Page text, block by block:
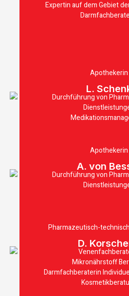
Expertin auf dem Gebiet
Apothekerin
L.
Durchführung von
Apothekerin
A. von
Durchführung von
Pharmazeutisch-
D.
Mikronährstoff
Darmfachberaterin